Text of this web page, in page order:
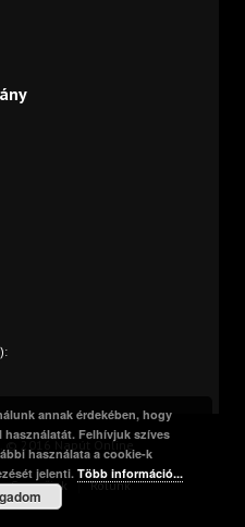
© 2016 Napút Online
Szerzőink Rólunk
annak érdekében, hogy
Felhívjuk szíves
használata a cookie-k
jelenti.Több információ...